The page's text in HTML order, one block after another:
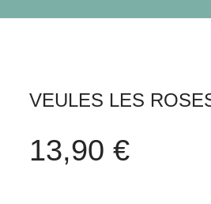
VEULES LES
13,90 €